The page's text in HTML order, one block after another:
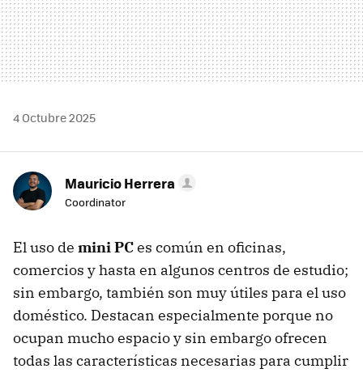
4 Octubre 2025
Mauricio Herrera
Coordinator
El uso de mini PCes común en oficinas,
comercios y hasta en algunos centros de estudio;
sin embargo, también son muy útiles para el uso
doméstico. Destacan especialmente porque no
ocupan mucho espacio y sin embargo ofrecen
todas las características necesarias para cumplir